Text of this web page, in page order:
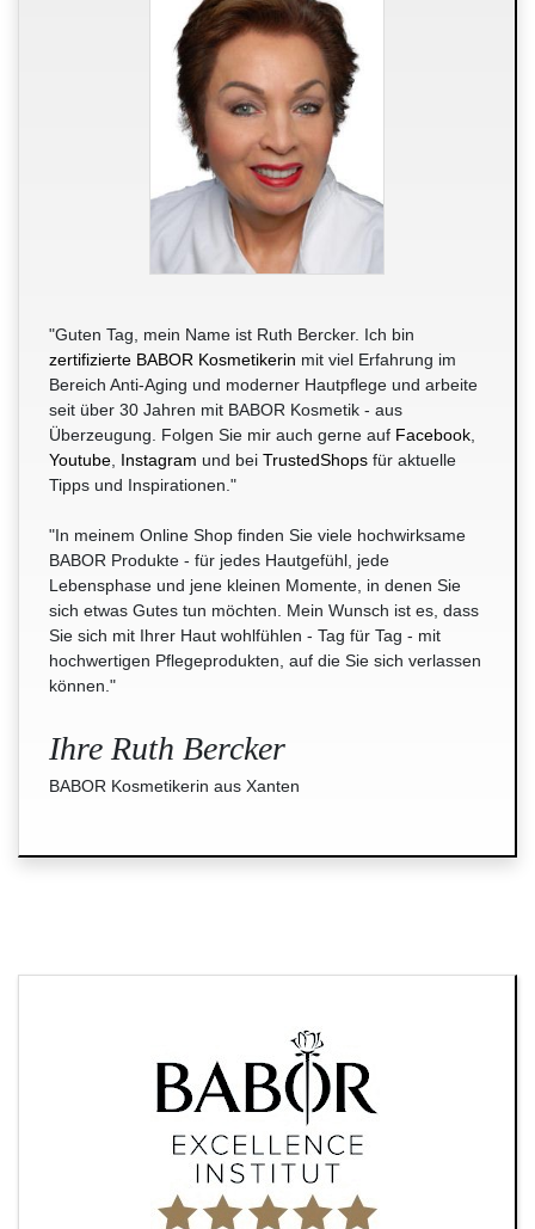
"Guten Tag, mein Name ist Ruth Bercker. Ich bin
zertifizierte BABOR Kosmetikerin mit viel Erfahrung im
Bereich Anti-Aging und moderner Hautpflege und arbeite
seit über 30 Jahren mit BABOR Kosmetik - aus
Überzeugung. Folgen Sie mir auch gerne auf Facebook
Youtube Instagram und bei TrustedShops für aktuelle
Tipps und Inspirationen."
"In meinem Online Shop finden Sie viele hochwirksame
BABOR Produkte - für jedes Hautgefühl, jede
Lebensphase und jene kleinen Momente, in denen Sie
sich etwas Gutes tun möchten. Mein Wunsch ist es, dass
Sie sich mit Ihrer Haut wohlfühlen - Tag für Tag - mit
hochwertigen Pflegeprodukten, auf die Sie sich verlassen
können."
Ihre Ruth Bercker
BABOR Kosmetikerin aus Xanten